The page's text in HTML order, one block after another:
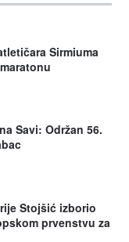
Sirmiuma
Savi: Održan 56.
Stojšić izborio
prvenstvu za